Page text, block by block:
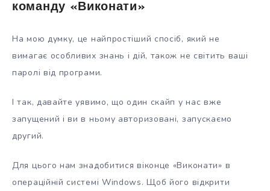
команду «Виконати»
На мою думку, це найпростіший спосіб, який не
вимагає особливих знань і дій, також не світить ваші
паролі від програми.
І так, давайте уявимо, що один скайп у нас вже
запущений і ви в ньому авторизовані, запускаємо
другий.
Для цього нам знадобитися віконце «Виконати» в
операційній системі Windows. Щоб його відкрити